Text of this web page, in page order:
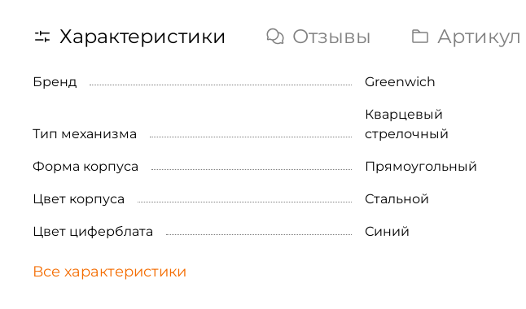
Характеристики Отзывы Артикул
Бренд Greenwich
Тип механизма
Кварцевый
стрелочный
Форма корпуса Прямоугольный
Цвет корпуса Стальной
Цвет циферблата Синий
Все характеристики